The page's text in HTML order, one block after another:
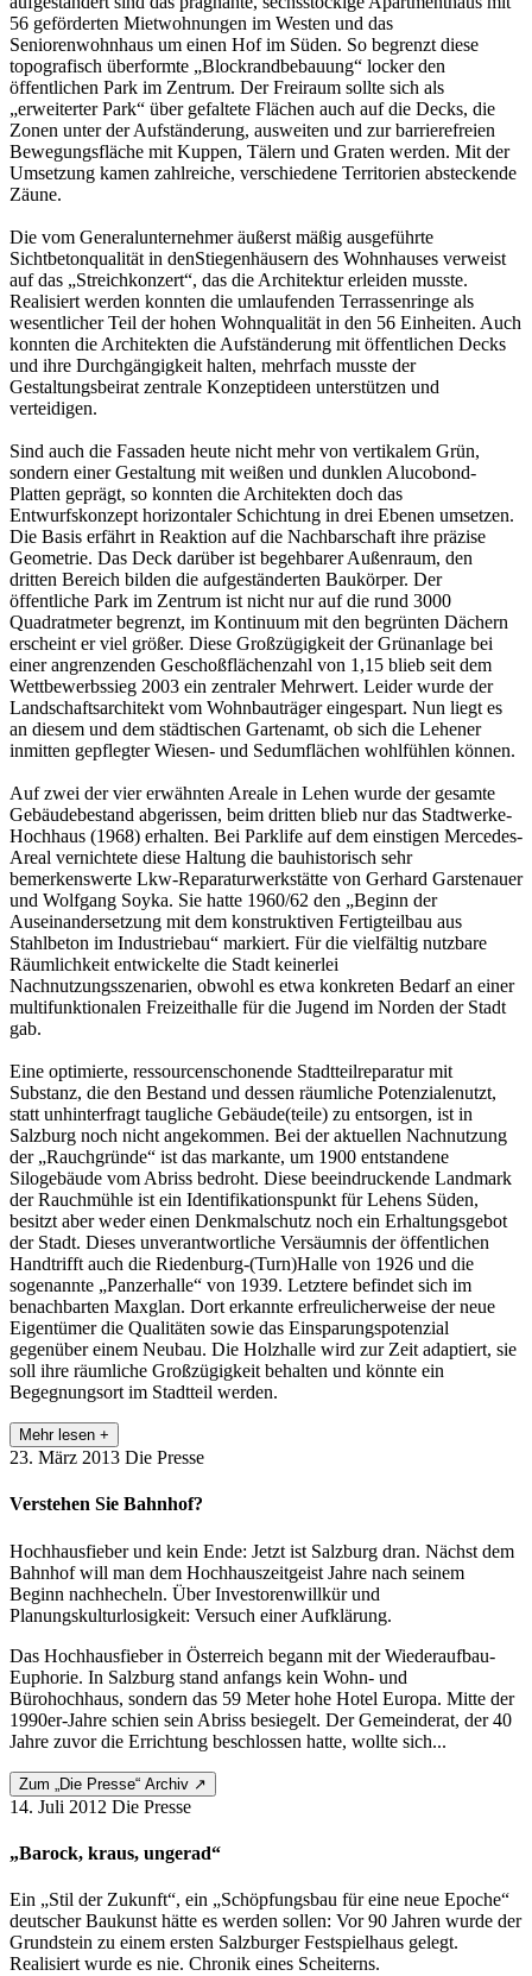
56 geförderten Mietwohnungen im Westen und das
Seniorenwohnhaus um einen Hof im Süden. So begrenzt diese
topografisch überformte „Blockrandbebauung“ locker den
öffentlichen Park im Zentrum. Der Freiraum sollte sich als
„erweiterter Park“ über gefaltete Flächen auch auf die Decks, die
Zonen unter der Aufständerung, ausweiten und zur barrierefreien
Bewegungsfläche mit Kuppen, Tälern und Graten werden. Mit der
Umsetzung kamen zahlreiche, verschiedene Territorien absteckende
Zäune.
Die vom Generalunternehmer äußerst mäßig ausgeführte
Sichtbetonqualität in denStiegenhäusern des Wohnhauses verweist
auf das „Streichkonzert“, das die Architektur erleiden musste.
Realisiert werden konnten die umlaufenden Terrassenringe als
wesentlicher Teil der hohen Wohnqualität in den 56 Einheiten. Auch
konnten die Architekten die Aufständerung mit öffentlichen Decks
und ihre Durchgängigkeit halten, mehrfach musste der
Gestaltungsbeirat zentrale Konzeptideen unterstützen und
verteidigen.
Sind auch die Fassaden heute nicht mehr von vertikalem Grün,
sondern einer Gestaltung mit weißen und dunklen Alucobond-
Platten geprägt, so konnten die Architekten doch das
Entwurfskonzept horizontaler Schichtung in drei Ebenen umsetzen.
Die Basis erfährt in Reaktion auf die Nachbarschaft ihre präzise
Geometrie. Das Deck darüber ist begehbarer Außenraum, den
dritten Bereich bilden die aufgeständerten Baukörper. Der
öffentliche Park im Zentrum ist nicht nur auf die rund 3000
Quadratmeter begrenzt, im Kontinuum mit den begrünten Dächern
erscheint er viel größer. Diese Großzügigkeit der Grünanlage bei
einer angrenzenden Geschoßflächenzahl von 1,15 blieb seit dem
Wettbewerbssieg 2003 ein zentraler Mehrwert. Leider wurde der
Landschaftsarchitekt vom Wohnbauträger eingespart. Nun liegt es
an diesem und dem städtischen Gartenamt, ob sich die Lehener
inmitten gepflegter Wiesen- und Sedumflächen wohlfühlen können.
Auf zwei der vier erwähnten Areale in Lehen wurde der gesamte
Gebäudebestand abgerissen, beim dritten blieb nur das Stadtwerke-
Hochhaus (1968) erhalten. Bei Parklife auf dem einstigen Mercedes-
Areal vernichtete diese Haltung die bauhistorisch sehr
bemerkenswerte Lkw-Reparaturwerkstätte von Gerhard Garstenauer
und Wolfgang Soyka. Sie hatte 1960/62 den „Beginn der
Auseinandersetzung mit dem konstruktiven Fertigteilbau aus
Stahlbeton im Industriebau“ markiert. Für die vielfältig nutzbare
Räumlichkeit entwickelte die Stadt keinerlei
Nachnutzungsszenarien, obwohl es etwa konkreten Bedarf an einer
multifunktionalen Freizeithalle für die Jugend im Norden der Stadt
gab.
Eine optimierte, ressourcenschonende Stadtteilreparatur mit
Substanz, die den Bestand und dessen räumliche Potenzialenutzt,
statt unhinterfragt taugliche Gebäude(teile) zu entsorgen, ist in
Salzburg noch nicht angekommen. Bei der aktuellen Nachnutzung
der „Rauchgründe“ ist das markante, um 1900 entstandene
Silogebäude vom Abriss bedroht. Diese beeindruckende Landmark
der Rauchmühle ist ein Identifikationspunkt für Lehens Süden,
besitzt aber weder einen Denkmalschutz noch ein Erhaltungsgebot
der Stadt. Dieses unverantwortliche Versäumnis der öffentlichen
Handtrifft auch die Riedenburg-(Turn)Halle von 1926 und die
sogenannte „Panzerhalle“ von 1939. Letztere befindet sich im
benachbarten Maxglan. Dort erkannte erfreulicherweise der neue
Eigentümer die Qualitäten sowie das Einsparungspotenzial
gegenüber einem Neubau. Die Holzhalle wird zur Zeit adaptiert, sie
soll ihre räumliche Großzügigkeit behalten und könnte ein
Begegnungsort im Stadtteil werden.
Mehr lesen +
23. März 2013 Die Presse
Verstehen Sie Bahnhof?
Hochhausfieber und kein Ende: Jetzt ist Salzburg dran. Nächst dem
Bahnhof will man dem Hochhauszeitgeist Jahre nach seinem
Beginn nachhecheln. Über Investorenwillkür und
Planungskulturlosigkeit: Versuch einer Aufklärung.
Das Hochhausfieber in Österreich begann mit der Wiederaufbau-
Euphorie. In Salzburg stand anfangs kein Wohn- und
Bürohochhaus, sondern das 59 Meter hohe Hotel Europa. Mitte der
1990er-Jahre schien sein Abriss besiegelt. Der Gemeinderat, der 40
Jahre zuvor die Errichtung beschlossen hatte, wollte sich...
Zum „Die Presse“ Archiv ↗
14. Juli 2012 Die Presse
„Barock, kraus, ungerad“
Ein „Stil der Zukunft“, ein „Schöpfungsbau für eine neue Epoche“
deutscher Baukunst hätte es werden sollen: Vor 90 Jahren wurde der
Grundstein zu einem ersten Salzburger Festspielhaus gelegt.
Realisiert wurde es nie. Chronik eines Scheiterns.